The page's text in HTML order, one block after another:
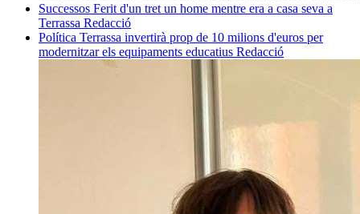
Successos Ferit d'un tret un home mentre era a casa seva a
Terrassa Redacció
Política Terrassa invertirà prop de 10 milions d'euros per
modernitzar els equipaments educatius Redacció